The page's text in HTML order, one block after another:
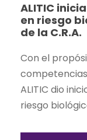
ALITIC
en riesgo
de la C.R.A.
Con el
ALITIC dio
riesgo